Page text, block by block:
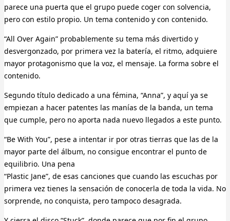
parece una puerta que el grupo puede coger con solvencia,
pero con estilo propio. Un tema contenido y con contenido.
“All Over Again” probablemente su tema más divertido y
desvergonzado, por primera vez la batería, el ritmo, adquiere
mayor protagonismo que la voz, el mensaje. La forma sobre el
contenido.
Segundo título dedicado a una fémina, “Anna”, y aquí ya se
empiezan a hacer patentes las manías de la banda, un tema
que cumple, pero no aporta nada nuevo llegados a este punto.
“Be With You”, pese a intentar ir por otras tierras que las de la
mayor parte del álbum, no consigue encontrar el punto de
equilibrio. Una pena
“Plastic Jane”, de esas canciones que cuando las escuchas por
primera vez tienes la sensación de conocerla de toda la vida. No
sorprende, no conquista, pero tampoco desagrada.